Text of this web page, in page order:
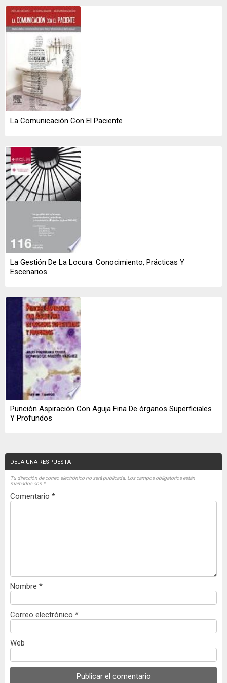
La Comunicación Con El Paciente
La Gestión De La Locura: Conocimiento, Prácticas Y
Escenarios
Punción Aspiración Con Aguja Fina De órganos Superficiales
Y Profundos
DEJA UNA RESPUESTA
Tu dirección de correo electrónico no será publicada. Los campos obligatorios están
marcados con *
Comentario *
Nombre *
Correo electrónico *
Web